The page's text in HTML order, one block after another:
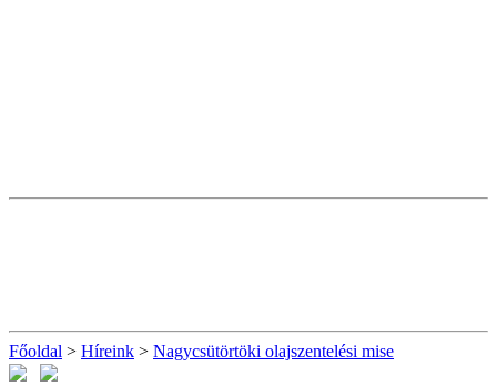
Főoldal > Híreink > Nagycsütörtöki olajszentelési mise